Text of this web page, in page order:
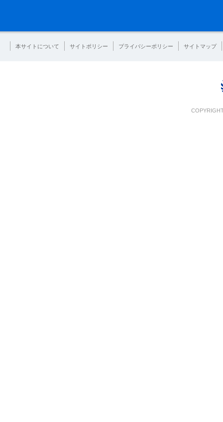
本サイトについて サイトポリシー プライバシーポリシー サイトマップ